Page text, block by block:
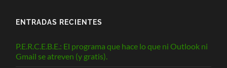
ENTRADAS RECIENTES
P.E.R.C.E.B.E.: El programa que hace lo que ni Outlook ni
Gmail se atreven (y gratis).